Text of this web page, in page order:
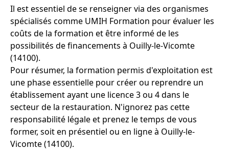
Il est essentiel de se renseigner via des organismes
spécialisés comme UMIH Formation pour évaluer les
coûts de la formation et être informé de les
possibilités de financements à Ouilly-le-Vicomte
(14100).
Pour résumer, la formation permis d'exploitation est
une phase essentielle pour créer ou reprendre un
établissement ayant une licence 3 ou 4 dans le
secteur de la restauration. N'ignorez pas cette
responsabilité légale et prenez le temps de vous
former, soit en présentiel ou en ligne à Ouilly-le-
Vicomte (14100).